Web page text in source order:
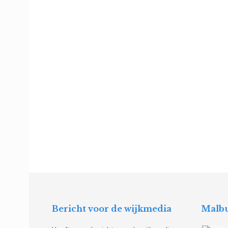
Bericht voor de wijkmedia